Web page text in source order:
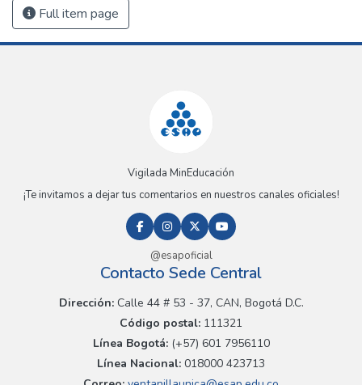
Full item page
Vigilada MinEducación
¡Te invitamos a dejar tus comentarios en nuestros canales oficiales!
@esapoficial
Contacto Sede Central
Dirección:Calle 44 # 53 - 37, CAN, Bogotá D.C.
Código postal: 111321
Línea Bogotá:(+57) 601 7956110
Línea Nacional: 018000 423713